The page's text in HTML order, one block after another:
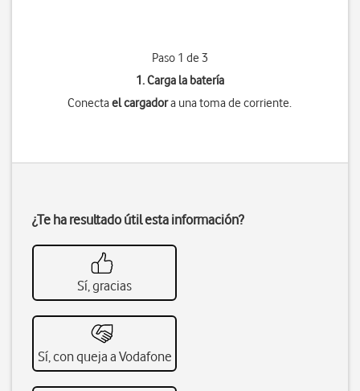
Paso 1 de 3
1. Carga la batería
Conectael cargadora una toma de corriente.
¿Te ha resultado útil esta información?
Sí, gracias
Sí, con queja a Vodafone